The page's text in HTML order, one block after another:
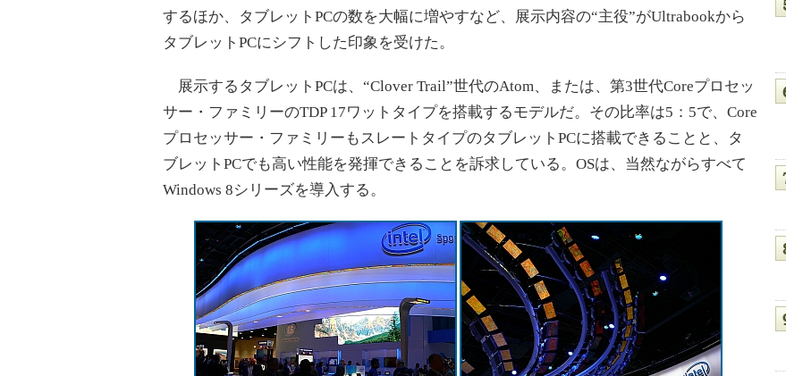
するほか、タブレットPCの数を大幅に増やすなど、展示内容の“主役”がUltrabookから
タブレットPCにシフトした印象を受けた。
展示するタブレットPCは、“Clover Trail”世代のAtom、または、第3世代Coreプロセッ
サー・ファミリーのTDP 17ワットタイプを搭載するモデルだ。その比率は5：5で、Core
プロセッサー・ファミリーもスレートタイプのタブレットPCに搭載できることと、タ
ブレットPCでも高い性能を発揮できることを訴求している。OSは、当然ながらすべて
Windows 8シリーズを導入する。